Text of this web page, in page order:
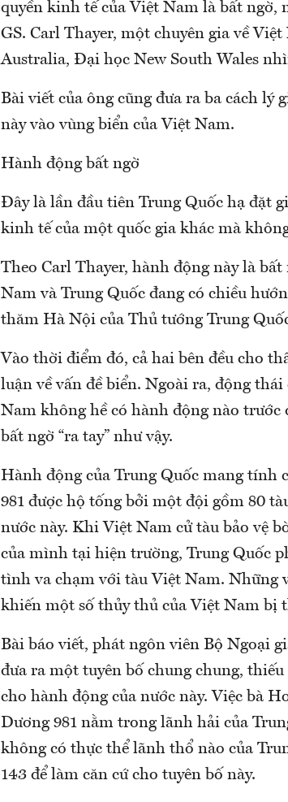
quyền kinh tế của Việt Nam là bất ngờ,
GS. Carl Thayer, một chuyên gia về
Australia, Đại học New South Wales
Bài viết của ông cũng đưa ra ba cách lý
này vào vùng biển của Việt Nam.
Hành động bất ngờ
Đây là lần đầu tiên Trung Quốc hạ đặt
kinh tế của một quốc gia khác mà
Theo Carl Thayer, hành động này là
Nam và Trung Quốc đang có chiều
thăm Hà Nội của Thủ tướng Trung
Vào thời điểm đó, cả hai bên đều cho
luận về vấn đề biển. Ngoài ra, động
Nam không hề có hành động nào trước
bất ngờ “ra tay” như vậy.
Hành động của Trung Quốc mang tính
981 được hộ tống bởi một đội gồm 80
nước này. Khi Việt Nam cử tàu bảo vệ
của mình tại hiện trường, Trung Quốc
tình va chạm với tàu Việt Nam. Những
khiến một số thủy thủ của Việt Nam bị
Bài báo viết, phát ngôn viên Bộ Ngoại
đưa ra một tuyên bố chung chung,
cho hành động của nước này. Việc bà
Dương 981 nằm trong lãnh hải của
không có thực thể lãnh thổ nào của
143 để làm căn cứ cho tuyên bố này.